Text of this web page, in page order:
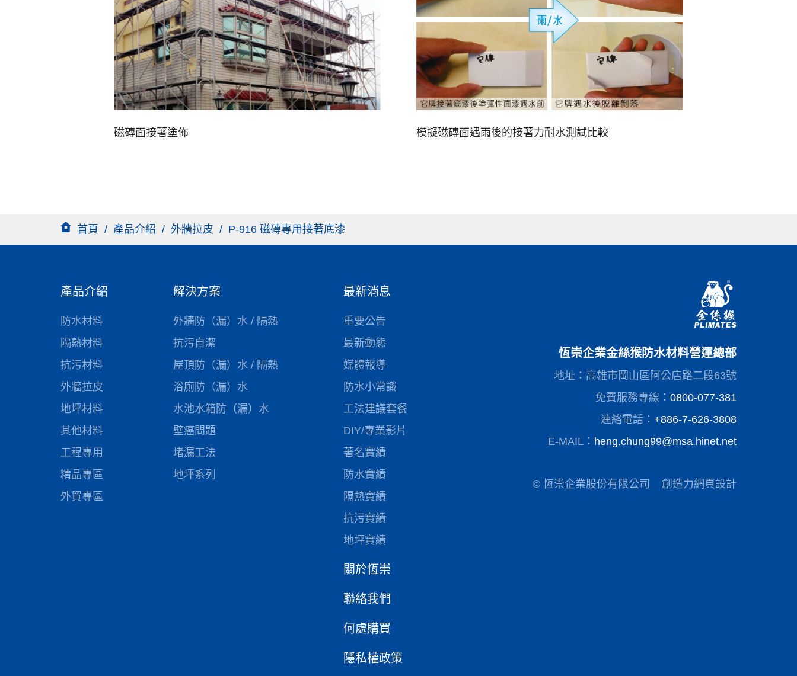
磁磚面接著塗佈 模擬磁磚面遇雨後的接著力耐水測試比較
首頁 / 產品介紹 / 外牆拉皮 / P-916 磁磚專用接著底漆
產品介紹
防水材料
隔熱材料
抗污材料
外牆拉皮
地坪材料
其他材料
工程專用
精品專區
外貿專區
解決方案
外牆防（漏）水 / 隔熱
抗污自潔
屋頂防（漏）水 / 隔熱
浴廁防（漏）水
水池水箱防（漏）水
壁癌問題
堵漏工法
地坪系列
最新消息
重要公告
最新動態
媒體報導
防水小常識
工法建議套餐
DIY/專業影片
著名實績
防水實績
隔熱實績
抗污實績
地坪實績
關於恆崇
聯絡我們
何處購買
隱私權政策
恆崇企業金絲猴防水材料營運總部
地址：高雄市岡山區阿公店路二段63號
免費服務專線： 0800-077-381
連絡電話： +886-7-626-3808
E-MAIL： heng.chung99@msa.hinet.net
© 恆崇企業股份有限公司 創造力網頁設計